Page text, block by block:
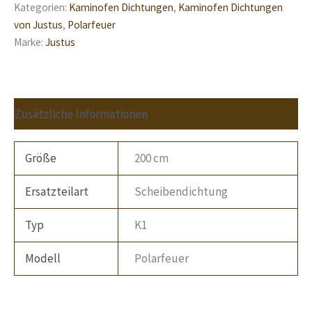
Kategorien: Kaminofen Dichtungen, Kaminofen Dichtungen
von Justus, Polarfeuer
Marke: Justus
Zusätzliche Informationen
Größe 200 cm
Ersatzteilart Scheibendichtung
Typ K1
Modell Polarfeuer